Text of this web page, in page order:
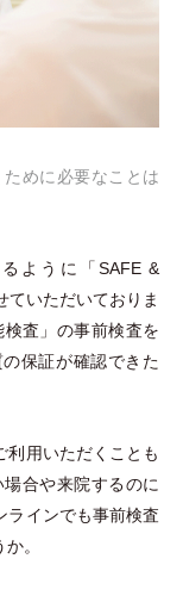
めに必要なことは
ように 「 SAFE &
ていただいておりま
検査 」 の事前検査を
保証が確認できた
利用いただくことも
合や来院するのに
ラインでも事前検査
。